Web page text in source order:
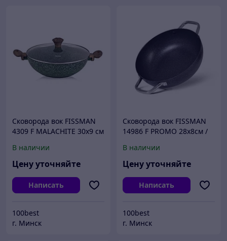
Сковорода вок FISSMAN
4309 F MALACHITE 30x9 см
Дания
В наличии
Цену уточняйте
Написать
100best
г. Минск
Сковорода вок FISSMAN
14986 F PROMO 28x8см /
В наличии
Цену уточняйте
Написать
100best
г. Минск